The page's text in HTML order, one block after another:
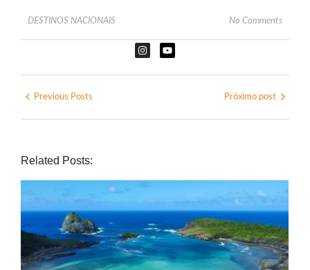
DESTINOS NACIONAIS No Comments
Previous Posts Próximo post
Related Posts: